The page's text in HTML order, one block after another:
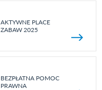
AKTYWNE PLACE
ZABAW 2025
BEZPŁATNA POMOC
PRAWNA